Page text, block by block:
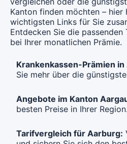
Ohne Unfalldeckung:
Mit Unfalldeckung:
Ohne Unfalldeckung:
Mit Unfalldeckung:
Hausarzt Modell:
Mit Unfalldeckung:
Ohne Unfalldeckung:
Mit Unfalldeckung:
Hausarzt Modell:
Ohne Unfalldeckung:
Mit Unfalldeckung:
Hausarzt Modell:
Mit Unfalldeckung:
Hausarzt Modell:
Ohne Unfalldeckung:
Mit Unfalldeckung:
Hausarzt Modell:
Kanton finden möchten – hier
wichtigsten Links für Sie
Entdecken Sie die passenden
bei Ihrer monatlichen Prämie.
Krankenkassen-Prämien
Sie mehr über die
Angebote im Kanton
besten Preise in Ihrer Region.
Tarifvergleich für Aarburg: